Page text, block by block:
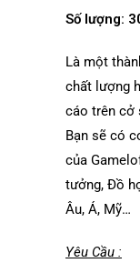
Số lượng:
Là một
chất lượng
cáo trên cở
Bạn sẽ có
của
tưởng, Đồ
Âu, Á, Mỹ…
Yêu Cầu :